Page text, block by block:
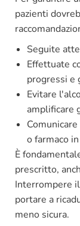
pazienti
Seguite
Effettuate
progressi e
Evitare
amplificare
o farmaco
È
prescritto,
Interrompere
portare a
meno sicura.